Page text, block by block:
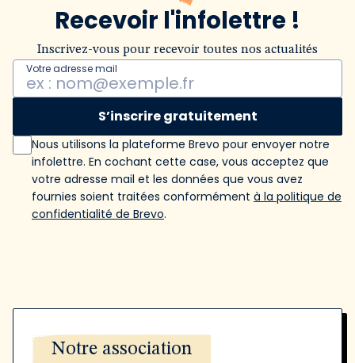
Recevoir l'infolettre !
Inscrivez-vous pour recevoir toutes nos actualités
Votre adresse mail
S’inscrire gratuitement
Nous utilisons la plateforme Brevo pour envoyer notre
infolettre. En cochant cette case, vous acceptez que
votre adresse mail et les données que vous avez
fournies soient traitées conformément à la politique de
confidentialité de Brevo.
Notre association